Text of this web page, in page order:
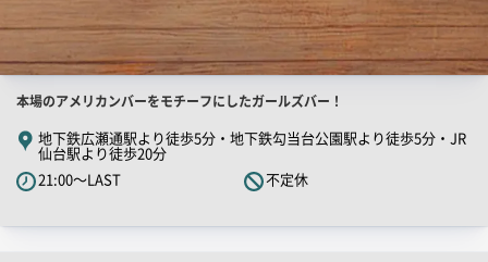
店
舗
PR
キ
ッ
本場のアメリカンバーをモチーフにしたガールズバー！
地下鉄広瀬通駅より徒歩5分・地下鉄勾当台公園駅より徒歩5分・JR
仙台駅より徒歩20分
21:00～LAST
不定休